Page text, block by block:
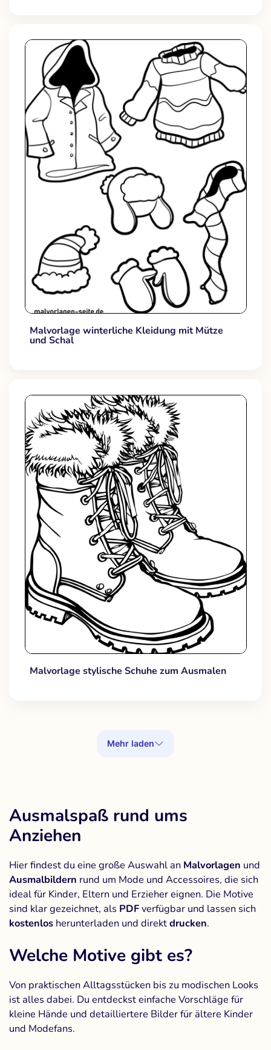
Malvorlage winterliche Kleidung mit Mütze
und Schal
Malvorlage stylische Schuhe zum Ausmalen
Mehr laden
Ausmalspaß rund ums
Anziehen
Hier findest du eine große Auswahl an Malvorlagen und
Ausmalbildern rund um Mode und Accessoires, die sich
ideal für Kinder, Eltern und Erzieher eignen. Die Motive
sind klar gezeichnet, als PDFverfügbar und lassen sich
kostenlos herunterladen und direktdrucken.
Welche Motive gibt es?
Von praktischen Alltagsstücken bis zu modischen Looks
ist alles dabei. Du entdeckst einfache Vorschläge für
kleine Hände und detailliertere Bilder für ältere Kinder
und Modefans.